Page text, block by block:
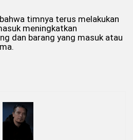
timnya terus melakukan
meningkatkan
dan barang yang masuk atau